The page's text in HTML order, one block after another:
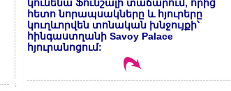
կունենա Ֆունշալի տաճարում, որից
հետո նորապսակները և հյուրերը
կուղևորվեն տոնական խնջույքի՝
հինգաստղանի Savoy Palace
հյուրանոցում: